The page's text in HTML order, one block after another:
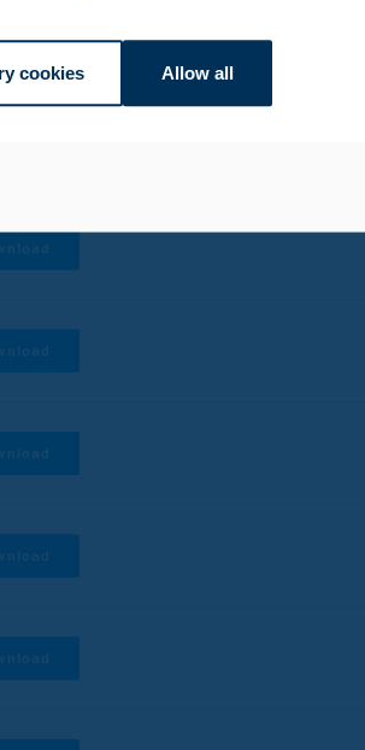
cookies Allow all